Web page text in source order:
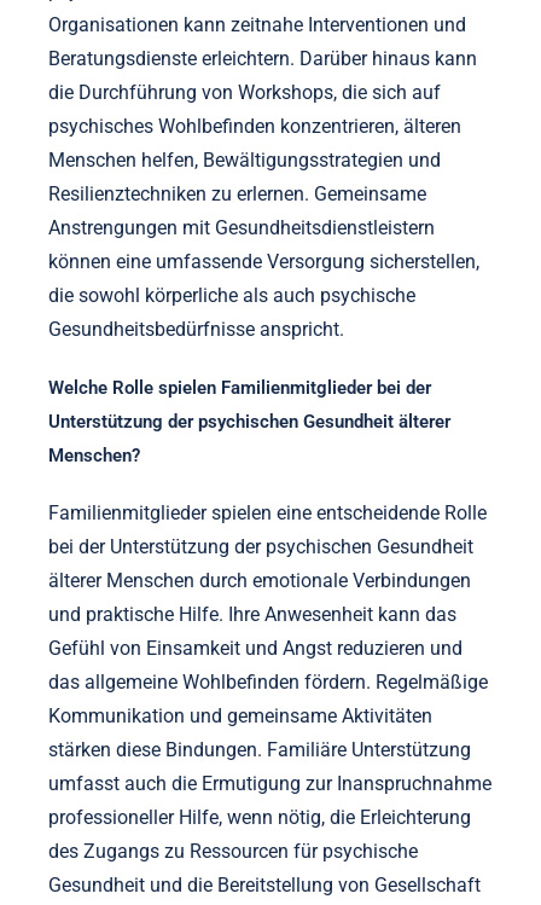
Organisationen kann zeitnahe Interventionen und
Beratungsdienste erleichtern. Darüber hinaus kann
die Durchführung von Workshops, die sich auf
psychisches Wohlbefinden konzentrieren, älteren
Menschen helfen, Bewältigungsstrategien und
Resilienztechniken zu erlernen. Gemeinsame
Anstrengungen mit Gesundheitsdienstleistern
können eine umfassende Versorgung sicherstellen,
die sowohl körperliche als auch psychische
Gesundheitsbedürfnisse anspricht.
Welche Rolle spielen Familienmitglieder bei der
Unterstützung der psychischen Gesundheit älterer
Menschen?
Familienmitglieder spielen eine entscheidende Rolle
bei der Unterstützung der psychischen Gesundheit
älterer Menschen durch emotionale Verbindungen
und praktische Hilfe. Ihre Anwesenheit kann das
Gefühl von Einsamkeit und Angst reduzieren und
das allgemeine Wohlbefinden fördern. Regelmäßige
Kommunikation und gemeinsame Aktivitäten
stärken diese Bindungen. Familiäre Unterstützung
umfasst auch die Ermutigung zur Inanspruchnahme
professioneller Hilfe, wenn nötig, die Erleichterung
des Zugangs zu Ressourcen für psychische
Gesundheit und die Bereitstellung von Gesellschaft